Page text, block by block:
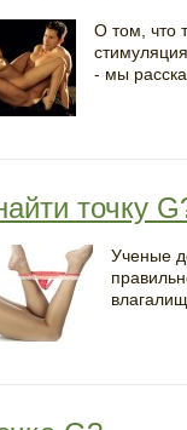
О том, что
- мы
точку
Ученые